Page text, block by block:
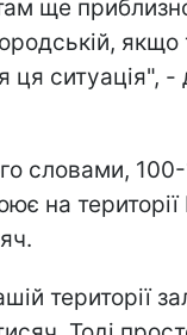
ще
якщо
ця ситуація", -
словами,
на
території